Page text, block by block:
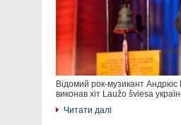
Відомий рок-музикант
виконав хіт Laužo šviesa
Читати далі